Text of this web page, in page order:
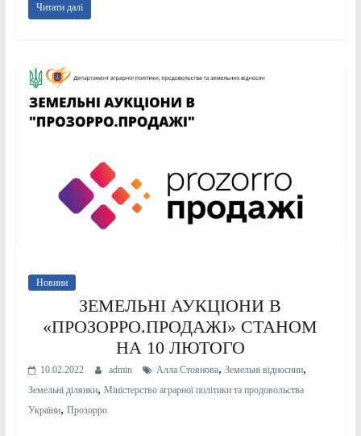
Читати далі
Новини
ЗЕМЕЛЬНІ АУКЦІОНИ В
«ПРОЗОРРО.ПРОДАЖІ» СТАНОМ
НА 10 ЛЮТОГО
10.02.2022 admin Алла Стоянова, Земельні відносини,
Земельні ділянки, Міністерство аграрної політики та продовольства
України, Прозорро